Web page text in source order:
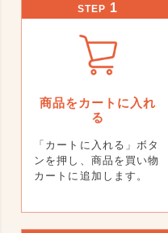
STEP 1
商品をカートに入れ
る
「カートに入れる」ボタ
ンを押し、商品を買い物
カートに追加します。